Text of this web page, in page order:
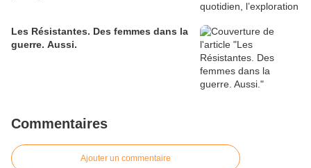
Les Résistantes. Des femmes dans la
guerre. Aussi.
Commentaires
Ajouter un commentaire